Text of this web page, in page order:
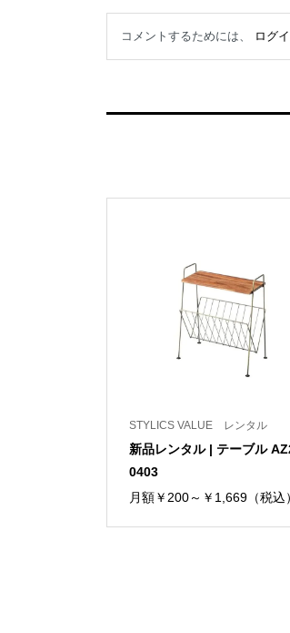
コメントするためには、 ログ
STYLICS VALUE レンタル
新品レンタル | テーブル
0403
月額￥200～￥1,669（税込）